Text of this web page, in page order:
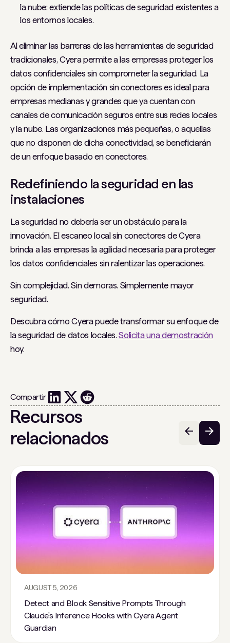
la nube: extiende las políticas de seguridad existentes a
los entornos locales.
Al eliminar las barreras de las herramientas de seguridad
tradicionales, Cyera permite a las empresas proteger los
datos confidenciales sin comprometer la seguridad. La
opción de implementación sin conectores es ideal para
empresas medianas y grandes que ya cuentan con
canales de comunicación seguros entre sus redes locales
y la nube. Las organizaciones más pequeñas, o aquellas
que no disponen de dicha conectividad, se beneficiarán
de un enfoque basado en conectores.
Redefiniendo la seguridad en las
instalaciones
La seguridad no debería ser un obstáculo para la
innovación. El escaneo local sin conectores de Cyera
brinda a las empresas la agilidad necesaria para proteger
los datos confidenciales sin ralentizar las operaciones.
Sin complejidad. Sin demoras. Simplemente mayor
seguridad.
Descubra cómo Cyera puede transformar su enfoque de
la seguridad de datos locales.Solicita una demostración
hoy.
Compartir
Recursos
relacionados
AUGUST 5, 2026
Detect and Block Sensitive Prompts Through
Claude's Inference Hooks with Cyera Agent
Guardian